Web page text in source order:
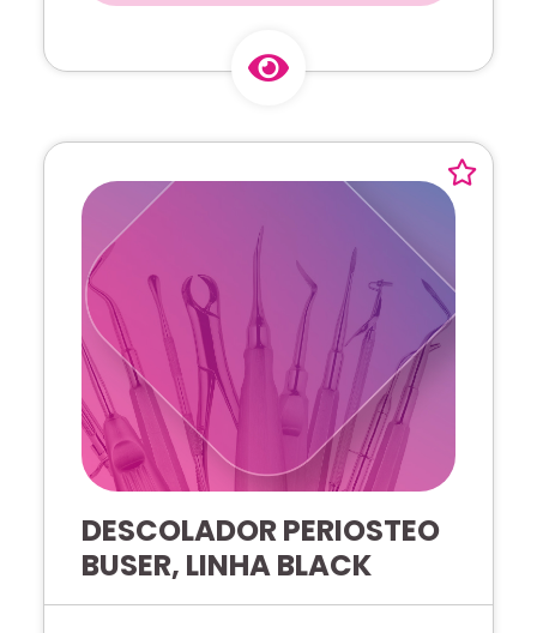
DESCOLADOR PERIOSTEO
BUSER, LINHA BLACK